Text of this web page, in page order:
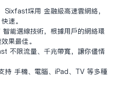
采用 金融级高速云网络，
速。
能选线技术，根据用户的网络环
果最佳。
不限流量、千兆带宽，让你尽情
持 手机、电脑、iPad、TV 等多种